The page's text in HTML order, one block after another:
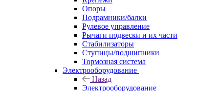
Опоры
Подрамники/балки
Рулевое управление
Рычаги подвески и их части
Стабилизаторы
Ступицы/подшипники
Тормозная система
Электрооборудование
Назад
Электрооборудование